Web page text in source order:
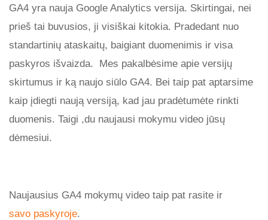
GA4 yra nauja Google Analytics versija. Skirtingai, nei
prieš tai buvusios, ji visiškai kitokia. Pradedant nuo
standartinių ataskaitų, baigiant duomenimis ir visa
paskyros išvaizda. Mes pakalbėsime apie versijų
skirtumus ir ką naujo siūlo GA4. Bei taip pat aptarsime
kaip įdiegti naują versiją, kad jau pradėtumėte rinkti
duomenis. Taigi ,du naujausi mokymu video jūsų
dėmesiui.
Naujausius GA4 mokymų video taip pat rasite ir
savo paskyroje.